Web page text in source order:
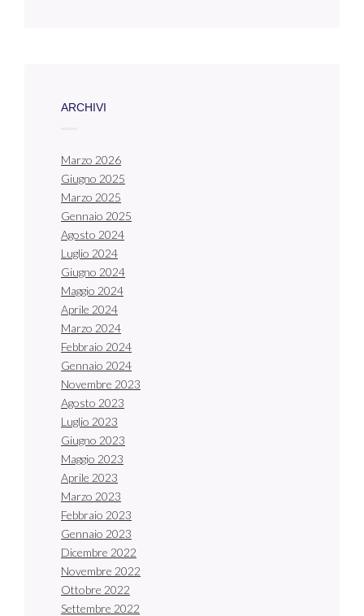
ARCHIVI
Marzo 2026
Giugno 2025
Marzo 2025
Gennaio 2025
Agosto 2024
Luglio 2024
Giugno 2024
Maggio 2024
Aprile 2024
Marzo 2024
Febbraio 2024
Gennaio 2024
Novembre 2023
Agosto 2023
Luglio 2023
Giugno 2023
Maggio 2023
Aprile 2023
Marzo 2023
Febbraio 2023
Gennaio 2023
Dicembre 2022
Novembre 2022
Ottobre 2022
Settembre 2022